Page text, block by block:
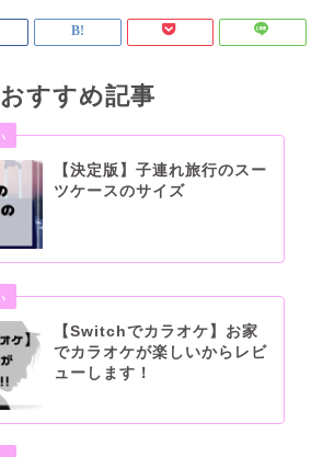
おすすめ記事
【決定版】子連れ旅行のスー
ツケースのサイズ
【Switchでカラオケ】お家
でカラオケが楽しいからレビ
ューします！